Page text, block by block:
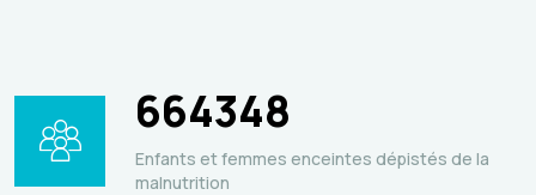
664348
Enfants et femmes enceintes dépistés de la
malnutrition